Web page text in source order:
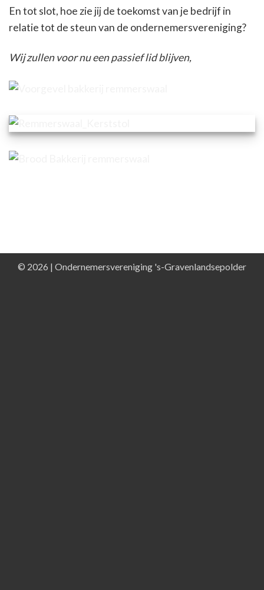
En tot slot, hoe zie jij de toekomst van je bedrijf in
relatie tot de steun van de ondernemersvereniging?
Wij zullen voor nu een passief lid blijven,
© 2026 | Ondernemersvereniging 's-Gravenlandsepolder